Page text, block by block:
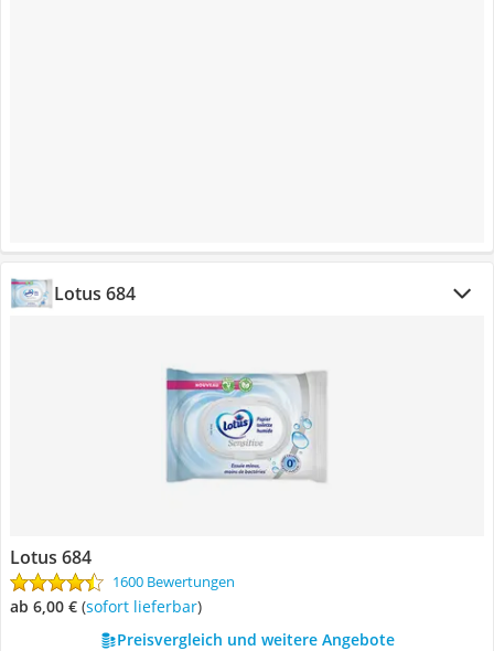
Lotus 684
Lotus 684
1600 Bewertungen
ab 6,00 € ( Sofort lieferbar)
Preisvergleich und weitere Angebote